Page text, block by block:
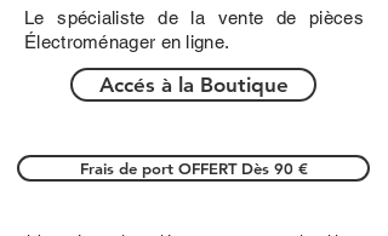
Le spécialiste de la vente de pièces
Électroménager en ligne.
Accés à la Boutique
Frais de port OFFERT Dès 90 €